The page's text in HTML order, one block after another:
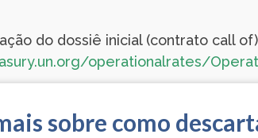
do dossiê inicial (contrato call
operationalrates/
sobre como